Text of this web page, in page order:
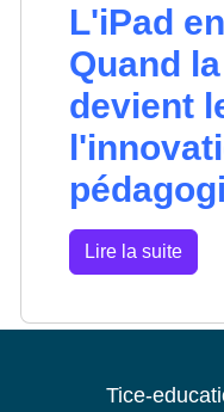
L'iPad
Quand
devient
Lire la suite
Tice-